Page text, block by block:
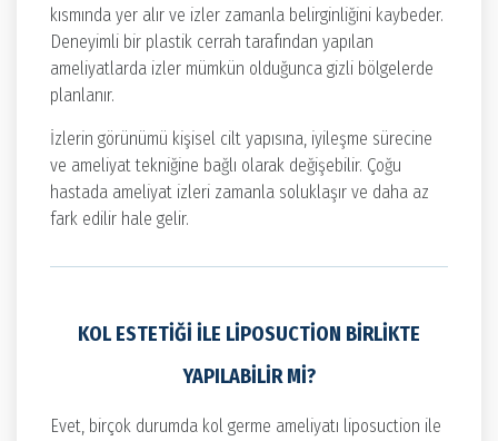
kısmında yer alır ve izler zamanla belirginliğini kaybeder.
Deneyimli bir plastik cerrah tarafından yapılan
ameliyatlarda izler mümkün olduğunca gizli bölgelerde
planlanır.
İzlerin görünümü kişisel cilt yapısına, iyileşme sürecine
ve ameliyat tekniğine bağlı olarak değişebilir. Çoğu
hastada ameliyat izleri zamanla soluklaşır ve daha az
fark edilir hale gelir.
KOL ESTETIĞI ILE LIPOSUCTION BIRLIKTE
YAPILABILIR MI?
Evet, birçok durumda kol germe ameliyatı liposuction ile